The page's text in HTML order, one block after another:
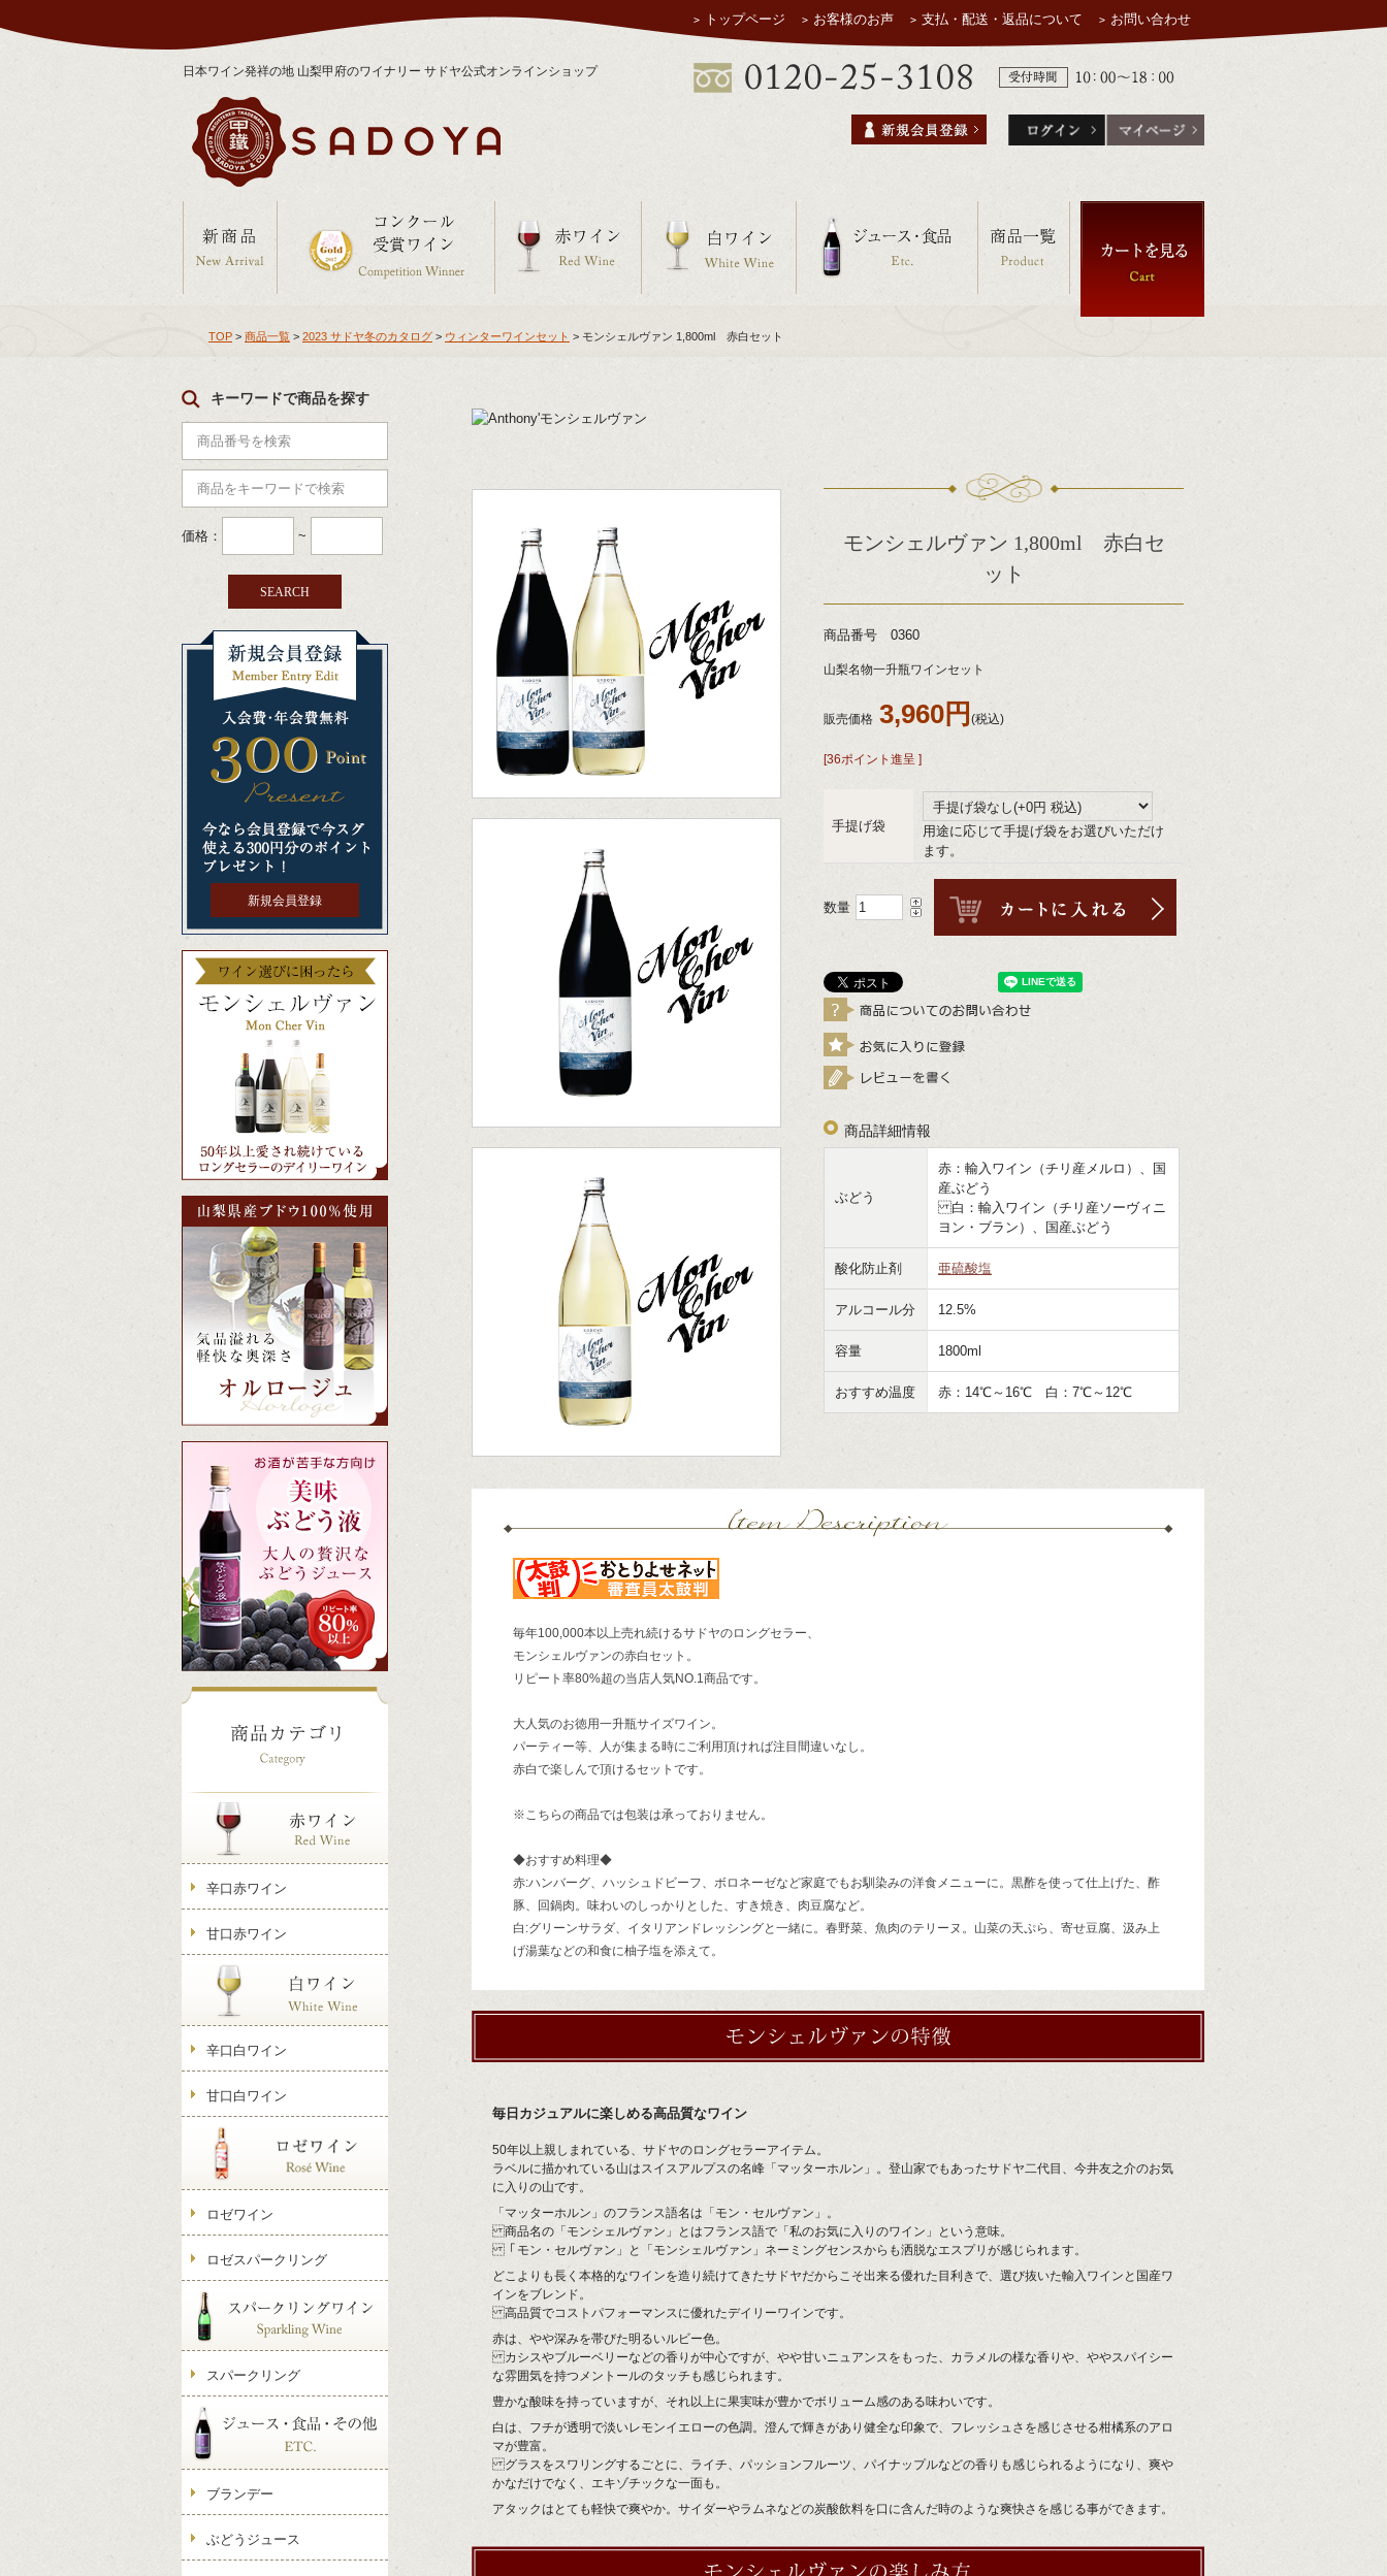
トップページ お客様のお声 支払・配送・返品について お問い合わせ
日本ワイン発祥の地 山梨甲府のワイナリー サドヤ公式オンラインショップ
TOP > 商品一覧 > 2023 サドヤ冬のカタログ > ウィンターワインセット > モンシェルヴァン 1,800ml 赤白セット
キーワードで商品を探す
価格： ~
新規会員登録
辛口赤ワイン
甘口赤ワイン
辛口白ワイン
甘口白ワイン
ロゼワイン
ロゼスパークリング
スパークリング
ブランデー
ぶどうジュース
モンシェルヴァン 1,800ml 赤白セ
ット
商品番号 0360
山梨名物一升瓶ワインセット
販売価格 3,960円 (税込)
[36ポイント進呈 ]
手提げ袋
用途に応じて手提げ袋をお選びいただけ
ます。
数量
商品詳細情報
ぶどう
赤：輸入ワイン（チリ産メルロ）、国
産ぶどう
白：輸入ワイン（チリ産ソーヴィニ
ヨン・ブラン）、国産ぶどう
酸化防止剤 亜硫酸塩
アルコール分 12.5%
容量 1800ml
おすすめ温度 赤：14℃～16℃ 白：7℃～12℃
毎年100,000本以上売れ続けるサドヤのロングセラー、
モンシェルヴァンの赤白セット。
リピート率80%超の当店人気NO.1商品です。
大人気のお徳用一升瓶サイズワイン。
パーティー等、人が集まる時にご利用頂ければ注目間違いなし。
赤白で楽しんで頂けるセットです。
※こちらの商品では包装は承っておりません。
◆おすすめ料理◆
赤:ハンバーグ、ハッシュドビーフ、ボロネーゼなど家庭でもお馴染みの洋食メニューに。黒酢を使って仕上げた、酢
豚、回鍋肉。味わいのしっかりとした、すき焼き、肉豆腐など。
白:グリーンサラダ、イタリアンドレッシングと一緒に。春野菜、魚肉のテリーヌ。山菜の天ぷら、寄せ豆腐、汲み上
げ湯葉などの和食に柚子塩を添えて。
毎日カジュアルに楽しめる高品質なワイン
50年以上親しまれている、サドヤのロングセラーアイテム。
ラベルに描かれている山はスイスアルプスの名峰「マッターホルン」。登山家でもあったサドヤ二代目、今井友之介のお気
に入りの山です。
「マッターホルン」のフランス語名は「モン・セルヴァン」。
商品名の「モンシェルヴァン」とはフランス語で「私のお気に入りのワイン」という意味。
「モン・セルヴァン」と「モンシェルヴァン」ネーミングセンスからも洒脱なエスプリが感じられます。
どこよりも長く本格的なワインを造り続けてきたサドヤだからこそ出来る優れた目利きで、選び抜いた輸入ワインと国産ワ
インをブレンド。
高品質でコストパフォーマンスに優れたデイリーワインです。
赤は、やや深みを帯びた明るいルビー色。
カシスやブルーベリーなどの香りが中心ですが、やや甘いニュアンスをもった、カラメルの様な香りや、ややスパイシー
な雰囲気を持つメントールのタッチも感じられます。
豊かな酸味を持っていますが、それ以上に果実味が豊かでボリューム感のある味わいです。
白は、フチが透明で淡いレモンイエローの色調。澄んで輝きがあり健全な印象で、フレッシュさを感じさせる柑橘系のアロ
マが豊富。
グラスをスワリングするごとに、ライチ、パッションフルーツ、パイナップルなどの香りも感じられるようになり、爽や
かなだけでなく、エキゾチックな一面も。
アタックはとても軽快で爽やか。サイダーやラムネなどの炭酸飲料を口に含んだ時のような爽快さを感じる事ができます。